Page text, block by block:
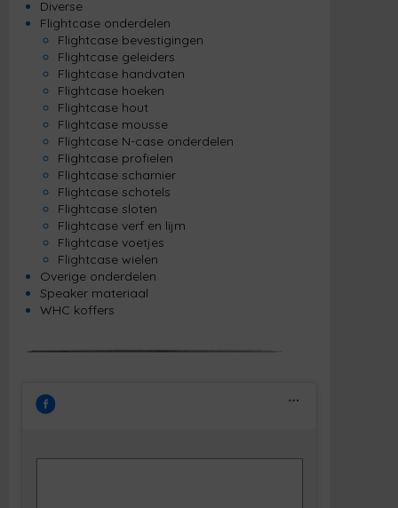
Diverse
Flightcase onderdelen
Flightcase bevestigingen
Flightcase geleiders
Flightcase handvaten
Flightcase hoeken
Flightcase hout
Flightcase mousse
Flightcase N-case onderdelen
Flightcase profielen
Flightcase scharnier
Flightcase schotels
Flightcase sloten
Flightcase verf en lijm
Flightcase voetjes
Flightcase wielen
Overige onderdelen
Speaker materiaal
WHC koffers